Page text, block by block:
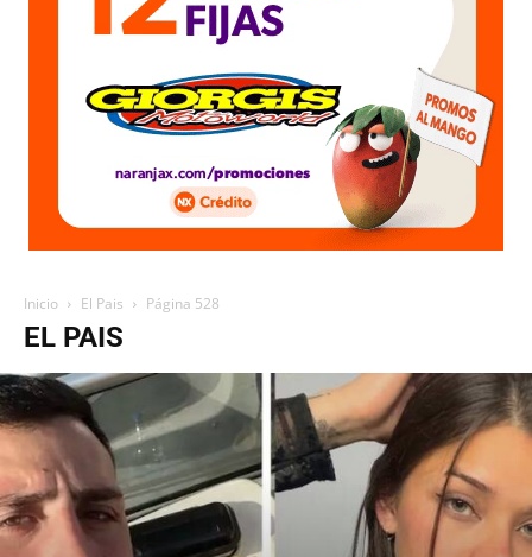
Inicio El Pais Página 528
EL PAIS